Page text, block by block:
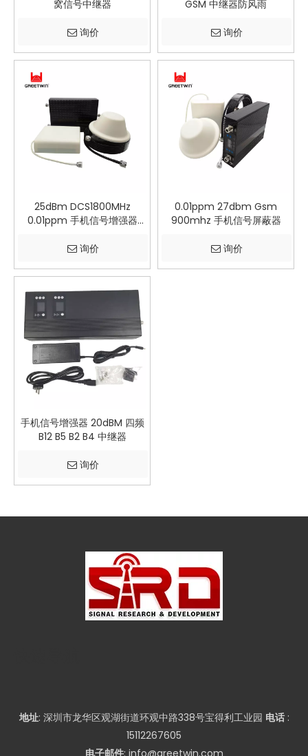
窝信号中继器
询价
GSM 中继器防风雨
询价
25dBm DCS1800MHz
0.01ppm 手机信号增强器
询价
0.01ppm 27dbm Gsm
900mhz 手机信号屏蔽器
询价
手机信号增强器 20dBM 四频
B12 B5 B2 B4 中继器
询价
地址: 深圳市龙华区观湖街道环观中路338号宝得利工业园 电话 :
15112267605
电子邮件: info@greetwin.com